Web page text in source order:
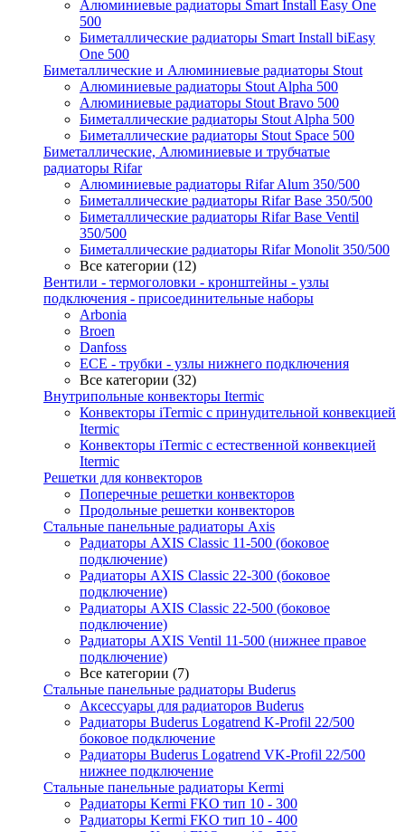
Алюминиевые радиаторы Smart Install Easy One
500
Биметаллические радиаторы Smart Install biEasy
One 500
Биметаллические и Алюминиевые радиаторы Stout
Алюминиевые радиаторы Stout Alpha 500
Алюминиевые радиаторы Stout Bravo 500
Биметаллические радиаторы Stout Alpha 500
Биметаллические радиаторы Stout Space 500
Биметаллические, Алюминиевые и трубчатые
радиаторы Rifar
Алюминиевые радиаторы Rifar Alum 350/500
Биметаллические радиаторы Rifar Base 350/500
Биметаллические радиаторы Rifar Base Ventil
350/500
Биметаллические радиаторы Rifar Monolit 350/500
Все категории (12)
Вентили - термоголовки - кронштейны - узлы
подключения - присоединительные наборы
Arbonia
Broen
Danfoss
ECE - трубки - узлы нижнего подключения
Все категории (32)
Внутрипольные конвекторы Itermic
Конвекторы iTermic c принудительной конвекцией
Itermic
Конвекторы iTermic с естественной конвекцией
Itermic
Решетки для конвекторов
Поперечные решетки конвекторов
Продольные решетки конвекторов
Стальные панельные радиаторы Axis
Радиаторы AXIS Classic 11-500 (боковое
подключение)
Радиаторы AXIS Classic 22-300 (боковое
подключение)
Радиаторы AXIS Classic 22-500 (боковое
подключение)
Радиаторы AXIS Ventil 11-500 (нижнее правое
подключение)
Все категории (7)
Стальные панельные радиаторы Buderus
Аксессуары для радиаторов Buderus
Радиаторы Buderus Logatrend K-Profil 22/500
боковое подключение
Радиаторы Buderus Logatrend VK-Profil 22/500
нижнее подключение
Стальные панельные радиаторы Kermi
Радиаторы Kermi FKO тип 10 - 300
Радиаторы Kermi FKO тип 10 - 400